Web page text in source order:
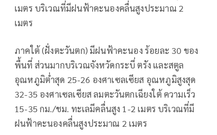
เมตร บริเวณที่มีฝนฟ้าคะนองคลื่นสูงประมาณ 2
เมตร
ภาคใต้ (ฝั่งตะวันตก) มีฝนฟ้าคะนอง ร้อยละ 30 ของ
พื้นที่ ส่วนมากบริเวณจังหวัดกระบี่ ตรัง และสตูล
อุณหภูมิต่ำสุด 25-26 องศาเซลเซียส อุณหภูมิสูงสุด
32-35 องศาเซลเซียส ลมตะวันตกเฉียงใต้ ความเร็ว
15-35 กม./ชม. ทะเลมีคลื่นสูง 1-2 เมตร บริเวณที่มี
ฝนฟ้าคะนองคลื่นสูงประมาณ 2 เมตร